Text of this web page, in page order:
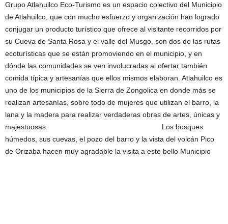
Grupo Atlahuilco Eco-Turismo es un espacio colectivo del Municipio
de Atlahuilco, que con mucho esfuerzo y organización han logrado
conjugar un producto turístico que ofrece al visitante recorridos por
su Cueva de Santa Rosa y el valle del Musgo, son dos de las rutas
ecoturísticas que se están promoviendo en el municipio, y en
dónde las comunidades se ven involucradas al ofertar también
comida típica y artesanías que ellos mismos elaboran. Atlahuilco es
uno de los municipios de la Sierra de Zongolica en donde más se
realizan artesanías, sobre todo de mujeres que utilizan el barro, la
lana y la madera para realizar verdaderas obras de artes, únicas y
majestuosas. Los bosques
húmedos, sus cuevas, el pozo del barro y la vista del volcán Pico
de Orizaba hacen muy agradable la visita a este bello Municipio